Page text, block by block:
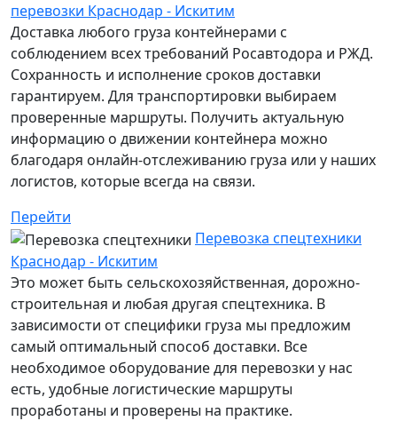
перевозки Краснодар - Искитим
Доставка любого груза контейнерами с
соблюдением всех требований Росавтодора и РЖД.
Сохранность и исполнение сроков доставки
гарантируем. Для транспортировки выбираем
проверенные маршруты. Получить актуальную
информацию о движении контейнера можно
благодаря онлайн-отслеживанию груза или у наших
логистов, которые всегда на связи.
Перейти
Перевозка спецтехники
Краснодар - Искитим
Это может быть сельскохозяйственная, дорожно-
строительная и любая другая спецтехника. В
зависимости от специфики груза мы предложим
самый оптимальный способ доставки. Все
необходимое оборудование для перевозки у нас
есть, удобные логистические маршруты
проработаны и проверены на практике.